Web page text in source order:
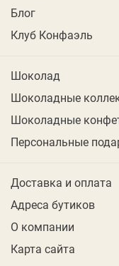
Блог
Клуб Конфаэль
Шоколад
Шоколадные
Шоколадные
Персональные
Доставка и оплата
Адреса бутиков
О компании
Карта сайта